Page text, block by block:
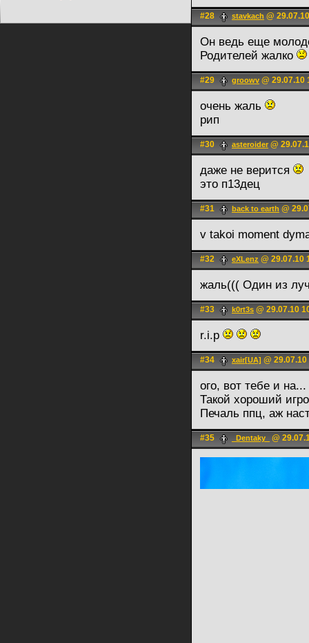
#28 stavkach @
Он ведь еще
Родителей жалко
#29 groowv @ 29.07.10
очень жаль
рип
#30 asteroider @
даже не верится
это п13дец
#31 back to earth @
v takoi moment
#32 eXLenz @ 29.07.10
жаль((( Один из
#33 k0rt3s @ 29.07.10
r.i.p
#34 xair[UA] @
ого, вот тебе и
Такой хороший
Печаль ппц, аж
#35 _Dentaky_ @